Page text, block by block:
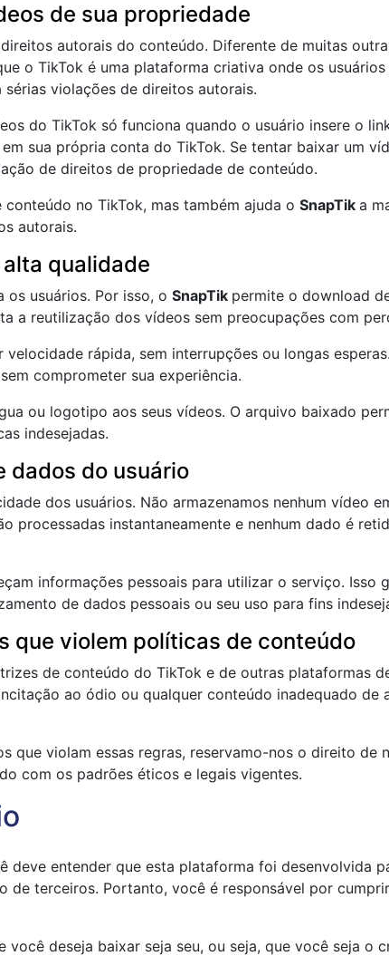
de sua propriedade
autorais do conteúdo. Diferente de muitas
o TikTok é uma plataforma criativa onde os
violações de direitos autorais.
do TikTok só funciona quando o usuário insere o
sua própria conta do TikTok. Se tentar baixar um
de direitos de propriedade de conteúdo.
no TikTok, mas também ajuda o SnapTik a
autorais.
qualidade
usuários. Por isso, o SnapTik permite o download
a reutilização dos vídeos sem preocupações com
rápida, sem interrupções ou longas
comprometer sua experiência.
ou logotipo aos seus vídeos. O arquivo baixado
indesejadas.
dados do usuário
dos usuários. Não armazenamos nenhum vídeo
processadas instantaneamente e nenhum dado é
informações pessoais para utilizar o serviço. Isso
de dados pessoais ou seu uso para fins
que violem políticas de conteúdo
de conteúdo do TikTok e de outras plataformas
ao ódio ou qualquer conteúdo inadequado de
que violam essas regras, reservamo-nos o direito de
com os padrões éticos e legais vigentes.
deve entender que esta plataforma foi desenvolvida
terceiros. Portanto, você é responsável por
você deseja baixar seja seu, ou seja, que você seja o